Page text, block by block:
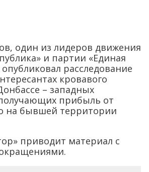
один из лидеров движения
и партии «Единая
расследование
кровавого
– западных
прибыль от
на бывшей территории
приводит материал с